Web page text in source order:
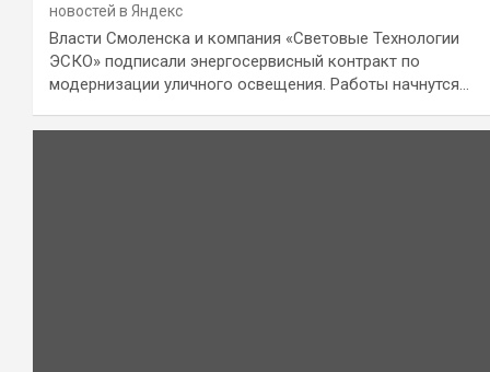
новостей в Яндекс
Власти Смоленска и компания «Световые Технологии
ЭСКО» подписали энергосервисный контракт по
модернизации уличного освещения. Работы начнутся…